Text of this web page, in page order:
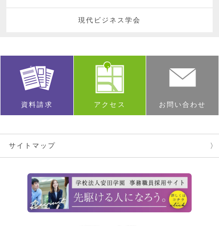
現代ビジネス学会
資料請求 アクセス お問い合わせ
サイトマップ